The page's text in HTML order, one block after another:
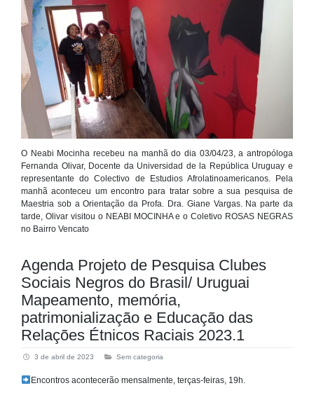
O Neabi Mocinha recebeu na manhã do dia 03/04/23, a antropóloga
Fernanda Olivar, Docente da Universidad de la República Uruguay e
representante do Colectivo de Estudios Afrolatinoamericanos. Pela
manhã aconteceu um encontro para tratar sobre a sua pesquisa de
Maestria sob a Orientação da Profa. Dra. Giane Vargas. Na parte da
tarde, Olivar visitou o NEABI MOCINHA e o Coletivo ROSAS NEGRAS
no Bairro Vencato
Agenda Projeto de Pesquisa Clubes
Sociais Negros do Brasil/ Uruguai
Mapeamento, memória,
patrimonialização e Educação das
Relações Étnicos Raciais 2023.1
3 de abril de 2023 Sem categoria
Encontros acontecerão mensalmente, terças-feiras, 19h.